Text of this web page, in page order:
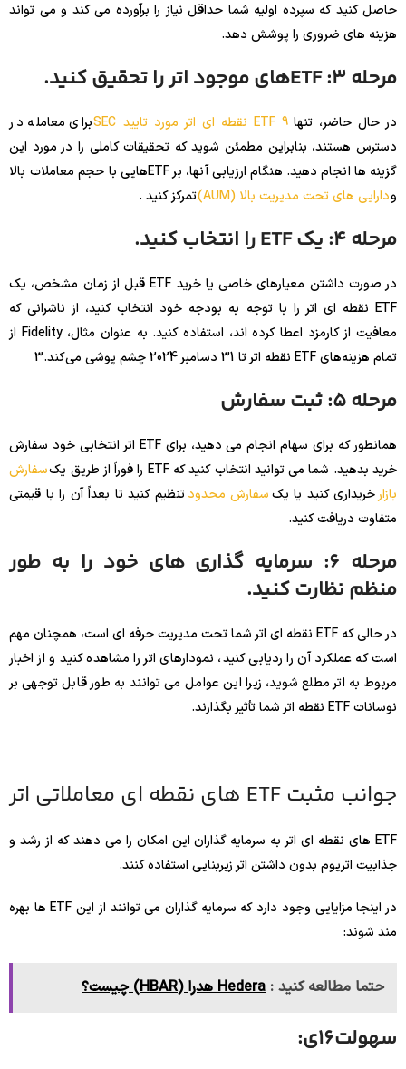
حاصل کنید که سپرده اولیه شما حداقل نیاز را برآورده می کند و می تواند
هزینه های ضروری را پوشش دهد.
مرحله 3: ETFهای موجود اتر را تحقیق کنید.
در حال حاضر، تنها 9 ETF نقطه ای اتر مورد تایید SEC
برای معامله در
دسترس هستند، بنابراین مطمئن شوید که تحقیقات کاملی را در مورد این
گزینه ها انجام دهید. هنگام ارزیابی آنها، بر ETFهایی با حجم معاملات بالا
ودارایی های تحت مدیریت بالا (AUM) تمرکز کنید .
مرحله 4: یک ETF را انتخاب کنید.
در صورت داشتن معیارهای خاصی یا خرید ETF قبل از زمان مشخص، یک
ETF نقطه ای اتر را با توجه به بودجه خود انتخاب کنید، از ناشرانی که
معافیت از کارمزد اعطا کرده اند، استفاده کنید. به عنوان مثال، Fidelity از
تمام هزینه‌های ETF نقطه اتر تا 31 دسامبر 2024 چشم پوشی می‌کند.
3
مرحله 5: ثبت سفارش
همانطور که برای سهام انجام می دهید، برای ETF اتر انتخابی خود سفارش
خرید بدهید. شما می توانید انتخاب کنید که ETF را فوراً از طریق یک
سفارش
بازارخریداری کنید یا یکسفارش محدودتنظیم کنید تا بعداً آن را با قیمتی
متفاوت دریافت کنید.
مرحله 6: سرمایه گذاری های خود را به طور
منظم نظارت کنید.
در حالی که ETF نقطه ای اتر شما تحت مدیریت حرفه ای است، همچنان مهم
است که عملکرد آن را ردیابی کنید، نمودارهای اتر را مشاهده کنید و از اخبار
مربوط به اتر مطلع شوید، زیرا این عوامل می توانند به طور قابل توجهی بر
نوسانات ETF نقطه اتر شما تأثیر بگذارند.
جوانب مثبت ETF های نقطه ای معاملاتی اتر
ETF های نقطه ای اتر به سرمایه گذاران این امکان را می دهند که از رشد و
جذابیت اتریوم بدون داشتن اتر زیربنایی استفاده کنند.
در اینجا مزایایی وجود دارد که سرمایه گذاران می توانند از این ETF ها بهره
مند شوند:
حتما مطالعه کنید : Hedera هدرا (HBAR) چیست؟
سهولت16ی: